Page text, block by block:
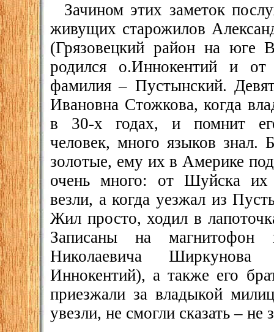
Зачином этих заметок
живущих старожилов
(Грязовецкий район на юге
родился о.Иннокентий и
фамилия – Пустынский.
Ивановна Стожкова, когда
в 30-х годах, и помнит
человек, много языков знал.
золотые, ему их в Америке
очень много: от Шуйска их
везли, а когда уезжал из
Жил просто, ходил в
Записаны на магнитофон
Николаевича
Иннокентий), а также его
приезжали за владыкой
увезли, не смогли сказать – не